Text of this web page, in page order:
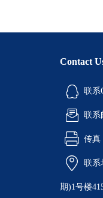
Contact
联系
联系
传真
联系
期)1号楼